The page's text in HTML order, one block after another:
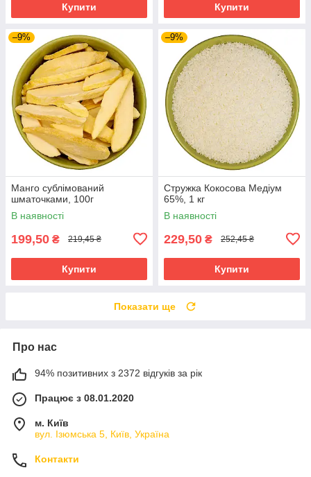
Купити Купити
–9%
Манго сублімований
шматочками, 100г
В наявності
199,50 ₴ 219,45 ₴
Купити
–9%
Стружка Кокосова Медіум
65%, 1 кг
В наявності
229,50 ₴ 252,45 ₴
Купити
Показати ще
Про нас
94% позитивних з 2372 відгуків за рік
Працює з 08.01.2020
м. Київ
вул. Ізюмська 5, Київ, Україна
Контакти